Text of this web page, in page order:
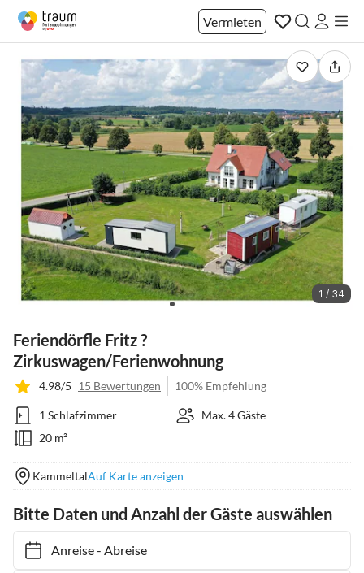
Vermieten
1 / 34
Feriendörfle Fritz ?
Zirkuswagen/Ferienwohnung
4.98/5 15 Bewertungen 100% Empfehlung
1 Schlafzimmer
Max. 4 Gäste
20 m²
KammeltalAuf Karte anzeigen
Bitte Daten und Anzahl der Gäste auswählen
Anreise- Abreise